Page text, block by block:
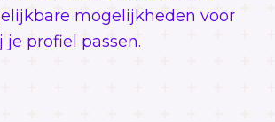
mogelijkheden voor
profiel passen.